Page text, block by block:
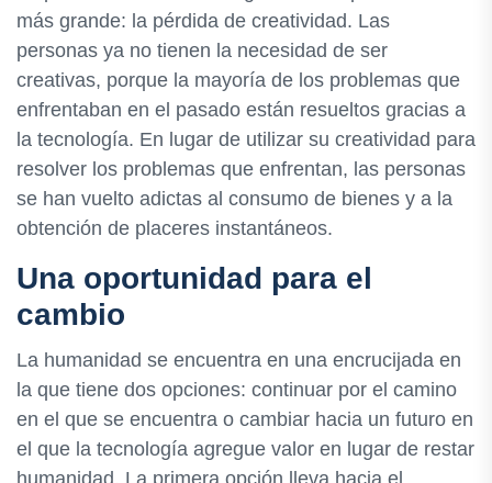
más grande: la pérdida de creatividad. Las
personas ya no tienen la necesidad de ser
creativas, porque la mayoría de los problemas que
enfrentaban en el pasado están resueltos gracias a
la tecnología. En lugar de utilizar su creatividad para
resolver los problemas que enfrentan, las personas
se han vuelto adictas al consumo de bienes y a la
obtención de placeres instantáneos.
Una oportunidad para el
cambio
La humanidad se encuentra en una encrucijada en
la que tiene dos opciones: continuar por el camino
en el que se encuentra o cambiar hacia un futuro en
el que la tecnología agregue valor en lugar de restar
humanidad. La primera opción lleva hacia el